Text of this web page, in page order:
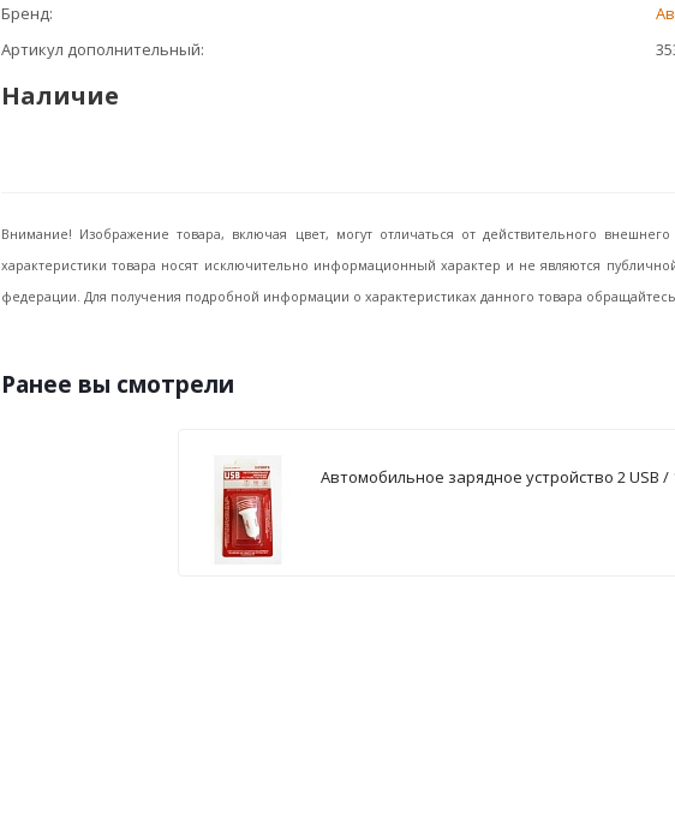
Бренд
Артикул дополнительный
Наличие
Внимание! Изображение товара, включая цвет, могут отличаться от действительного
характеристики товара носят исключительно информационный характер и не являются
федерации. Для получения подробной информации о характеристиках данного товара
Ранее вы смотрели
Автомобильное зарядное устройство 2 USB